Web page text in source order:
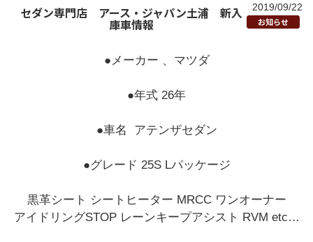
セダン専門店 アース・ジャパン土浦 新入
庫車情報
2019/09/22
お知らせ
●メーカー 、マツダ
●年式 26年
●車名 アテンザセダン
●グレード 25S Lパッケージ
黒革シート シートヒーター MRCC ワンオーナー
アイドリングSTOP レーンキープアシスト RVM etc…